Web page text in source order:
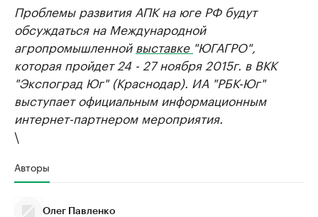
Проблемы развития АПК на юге РФ будут
обсуждаться на Международной
агропромышленной выставке "ЮГАГРО",
которая пройдет 24 - 27 ноября 2015г. в ВКК
"Экспоград Юг" (Краснодар). ИА "РБК-Юг"
выступает официальным информационным
интернет-партнером мероприятия.
\
Авторы
Олег Павленко